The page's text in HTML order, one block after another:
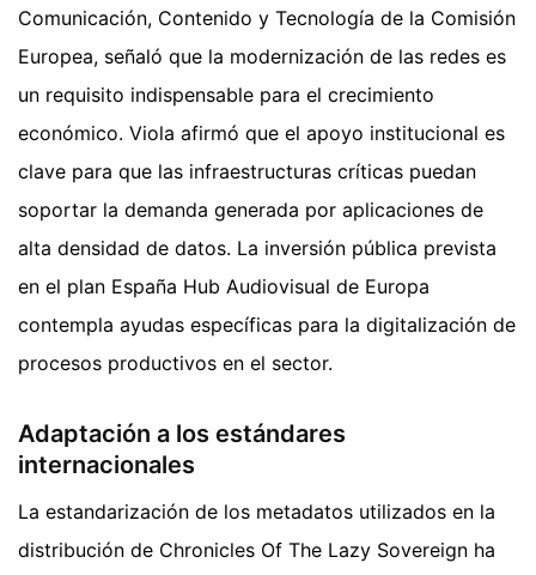
Comunicación, Contenido y Tecnología de la Comisión
Europea, señaló que la modernización de las redes es
un requisito indispensable para el crecimiento
económico. Viola afirmó que el apoyo institucional es
clave para que las infraestructuras críticas puedan
soportar la demanda generada por aplicaciones de
alta densidad de datos. La inversión pública prevista
en el plan España Hub Audiovisual de Europa
contempla ayudas específicas para la digitalización de
procesos productivos en el sector.
Adaptación a los estándares
internacionales
La estandarización de los metadatos utilizados en la
distribución de Chronicles Of The Lazy Sovereign ha